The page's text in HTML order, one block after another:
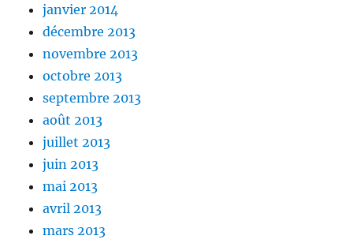
janvier 2014
décembre 2013
novembre 2013
octobre 2013
septembre 2013
août 2013
juillet 2013
juin 2013
mai 2013
avril 2013
mars 2013